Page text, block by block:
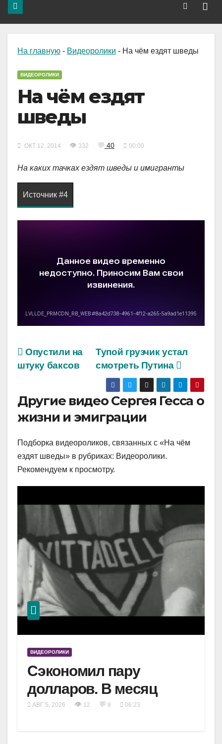
На главную - Видеоролики - На чём ездят шведы
ВИДЕОРОЛИКИ
На чём ездят
шведы
ОКТ 12, 2014 👁 332 💬 40 00:00
На каких тачках ездят шведы и имигранты
Источник #4
Тупой грузчик устал
смотреть Путина
Опустили на
штуку баксов
Другие видео Сергея Гесса о
жизни и эмиграции
Подборка видеороликов, связанных с «На чём
ездят шведы» в рубриках: Видеоролики.
Рекомендуем к просмотру.
ВИДЕОРОЛИКИ
Сэкономил пару
долларов. В месяц
АВГ 5, 2026 👁 12 💬 8 06:23